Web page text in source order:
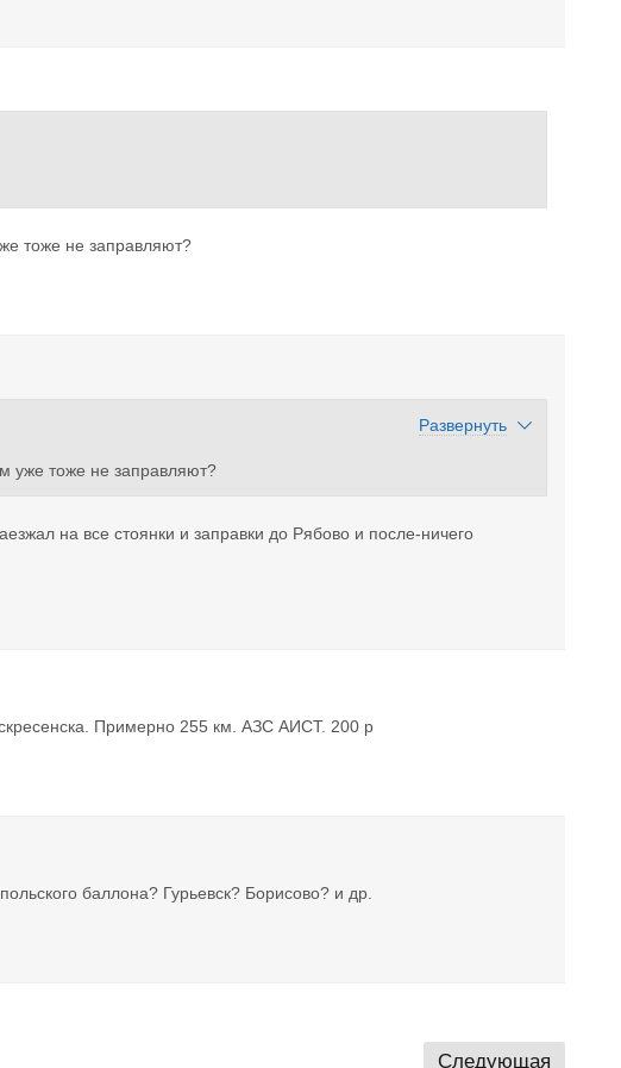
тоже не заправляют?
Развернуть
уже тоже не заправляют?
на все стоянки и заправки до Рябово и после-ничего
Примерно 255 км. АЗС АИСТ. 200 р
баллона? Гурьевск? Борисово? и др.
Следующая